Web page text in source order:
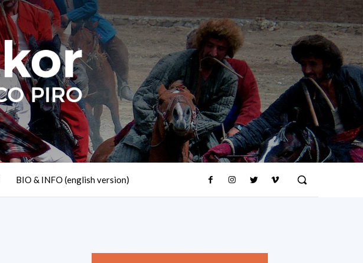
BIO & INFO (english version)